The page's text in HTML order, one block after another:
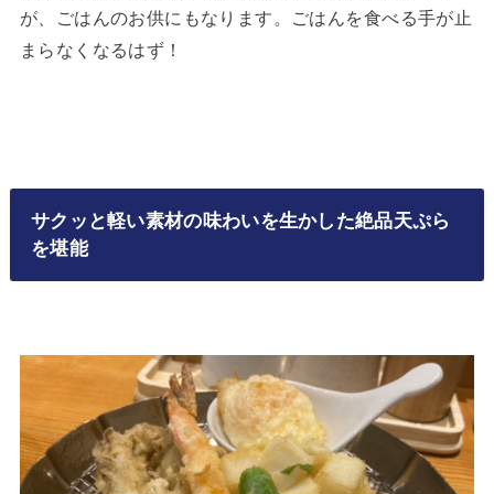
が、ごはんのお供にもなります。ごはんを食べる手が止
まらなくなるはず！
サクッと軽い素材の味わいを生かした絶品天ぷら
を堪能